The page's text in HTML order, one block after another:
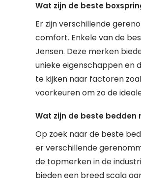
Wat zijn de beste
Er zijn verschillende
comfort. Enkele van de
Jensen. Deze merken
unieke eigenschappen en
te kijken naar factoren
voorkeuren om zo de
Wat zijn de beste bedden
Op zoek naar de beste
er verschillende
de topmerken in de
bieden een breed scala